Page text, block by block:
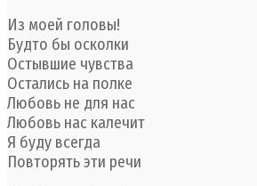
Из моей головы!
Будто бы осколки
Остывшие чувства
Остались на полке
Любовь не для нас
Любовь нас калечит
Я буду всегда
Повторять эти речи